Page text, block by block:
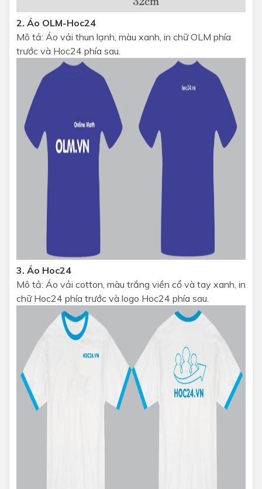
2. Áo OLM-Hoc24
Mô tả: Áo vải thun lạnh, màu xanh, in chữ OLM phía
trước và Hoc24 phía sau.
3. Áo Hoc24
Mô tả: Áo vải cotton, màu trắng viền cổ và tay xanh, in
chữ Hoc24 phía trước và logo Hoc24 phía sau.